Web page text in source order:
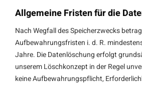
Allgemeine Fristen für die
Nach Wegfall des Speicherzwecks
Aufbewahrungsfristen i. d. R.
Jahre. Die Datenlöschung erfolgt
unserem Löschkonzept in der Regel
keine Aufbewahrungspflicht,